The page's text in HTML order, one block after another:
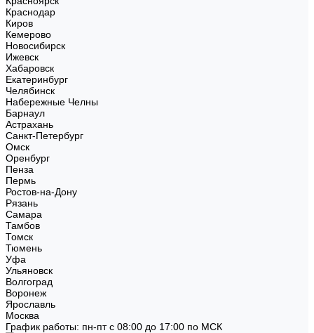
Краснодар
Киров
Кемерово
Новосибирск
Ижевск
Хабаровск
Екатеринбург
Челябинск
Набережные Челны
Барнаул
Астрахань
Санкт-Петербург
Омск
Оренбург
Пенза
Пермь
Ростов-на-Дону
Рязань
Самара
Тамбов
Томск
Тюмень
Уфа
Ульяновск
Волгоград
Воронеж
Ярославль
Москва
График работы: пн-пт с 08:00 до 17:00 по МСК